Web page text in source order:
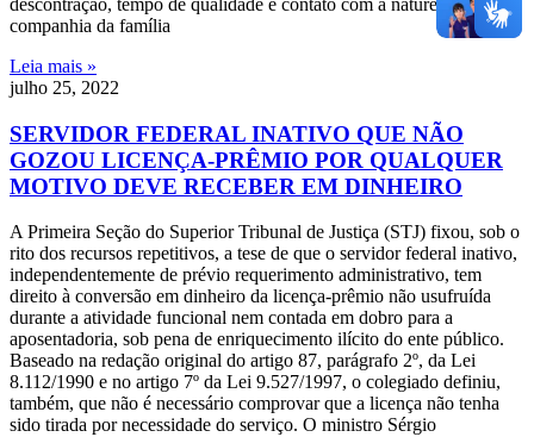
descontração, tempo de qualidade e contato com a natureza em
companhia da família
Leia mais »
julho 25, 2022
SERVIDOR FEDERAL INATIVO QUE NÃO
GOZOU LICENÇA-PRÊMIO POR QUALQUER
MOTIVO DEVE RECEBER EM DINHEIRO
A Primeira Seção do Superior Tribunal de Justiça (STJ) fixou, sob o
rito dos recursos repetitivos, a tese de que o servidor federal inativo,
independentemente de prévio requerimento administrativo, tem
direito à conversão em dinheiro da licença-prêmio não usufruída
durante a atividade funcional nem contada em dobro para a
aposentadoria, sob pena de enriquecimento ilícito do ente público.
Baseado na redação original do artigo 87, parágrafo 2º, da Lei
8.112/1990 e no artigo 7º da Lei 9.527/1997, o colegiado definiu,
também, que não é necessário comprovar que a licença não tenha
sido tirada por necessidade do serviço. O ministro Sérgio